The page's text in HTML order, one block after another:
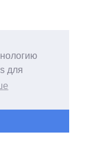
для